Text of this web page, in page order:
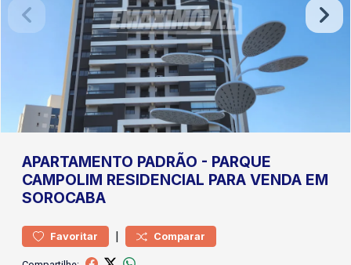
APARTAMENTO PADRÃO - PARQUE
CAMPOLIM RESIDENCIAL PARA VENDA EM
SOROCABA
Favoritar | Comparar